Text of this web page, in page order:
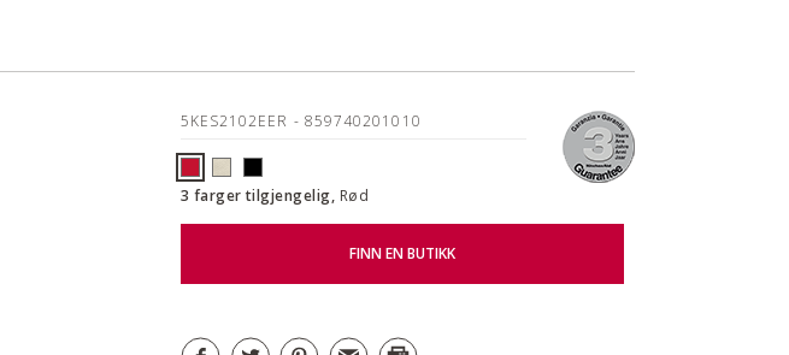
5KES2102EER - 859740201010
3 farger tilgjengelig, Rød
FINN EN BUTIKK